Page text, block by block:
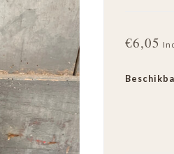
€6,05